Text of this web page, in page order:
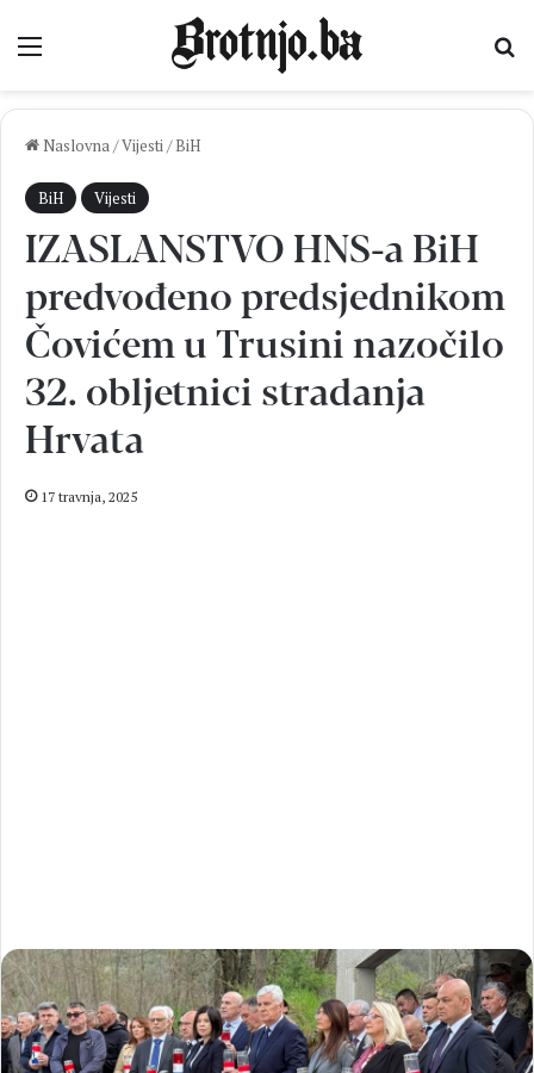
Izbornik
Naslovna/Vijesti/ BiH
BiH Vijesti
IZASLANSTVO HNS-a BiH
predvođeno predsjednikom
Čovićem u Trusini nazočilo
32. obljetnici stradanja
Hrvata
17 travnja, 2025